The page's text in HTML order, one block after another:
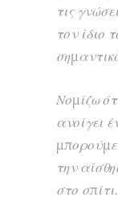
τις
τον ίδιο
Νομίζω
ανοίγει
την
στο σπίτι.